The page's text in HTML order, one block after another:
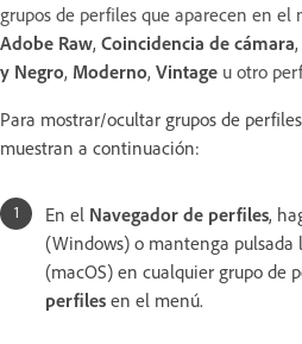
grupos de perfiles que aparecen en el
Adobe Raw, Coincidencia de cámara,
y Negro, Moderno, Vintage u otro
Para mostrar/ocultar grupos de
muestran a continuación:
En el Navegador de perfiles,
(Windows) o mantenga
(macOS) en cualquier grupo de
perfiles en el menú.